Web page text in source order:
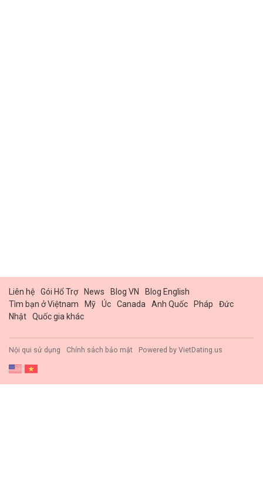
Liên hệ Gói Hổ Trợ News Blog VN
Blog English
Tìm bạn ở Việtnam
Mỹ Úc Canada Anh Quốc Pháp
Đức
Nhật
Quốc gia khác
Nội qui sử dụng Chính sách bảo mật Powered by VietDating.us